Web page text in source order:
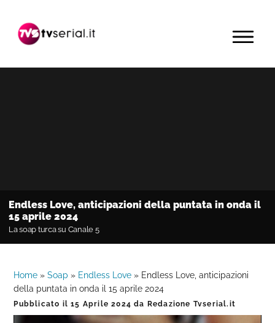
navigazione
contenuto
barra
primaria
MENU
Endless Love, anticipazioni della puntata in onda il
15 aprile 2024
La soap turca su Canale 5
Home »Soap » Endless Love » Endless Love, anticipazioni
della puntata in onda il 15 aprile 2024
Pubblicato il15 Aprile 2024 da Redazione Tvserial.it